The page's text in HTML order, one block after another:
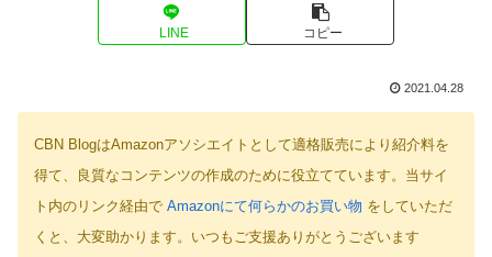
LINE コピー
2021.04.28
CBN BlogはAmazonアソシエイトとして適格販売により紹介料を
得て、良質なコンテンツの作成のために役立てています。当サイ
ト内のリンク経由で Amazonにて何らかのお買い物 をしていただ
くと、大変助かります。いつもご支援ありがとうございます